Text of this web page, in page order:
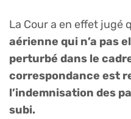
La Cour a en effet jugé
aérienne qui n’a pas
perturbé dans le
correspondance est
l’indemnisation des
subi.